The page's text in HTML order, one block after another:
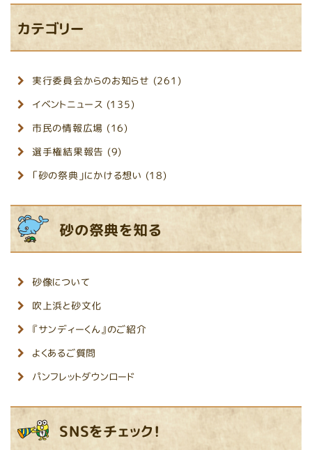
カテゴリー
実行委員会からのお知らせ (261)
イベントニュース (135)
市民の情報広場 (16)
選手権結果報告 (9)
「砂の祭典」にかける想い (18)
砂の祭典を知る
砂像について
吹上浜と砂文化
『サンディーくん』のご紹介
よくあるご質問
パンフレットダウンロード
SNSをチェック！